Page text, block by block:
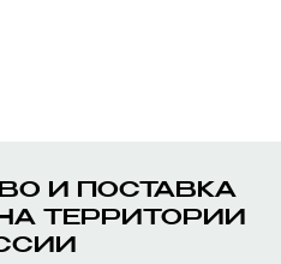
И ПОСТАВКА
ТЕРРИТОРИИ